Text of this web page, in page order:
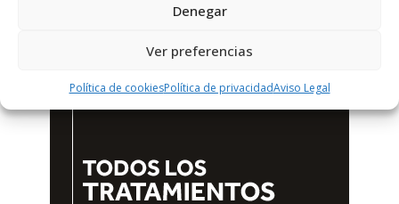
Denegar
Ver preferencias
Política de cookiesPolítica de privacidadAviso Legal